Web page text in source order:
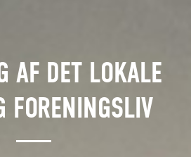
AF DET LOKALE
FORENINGSLIV